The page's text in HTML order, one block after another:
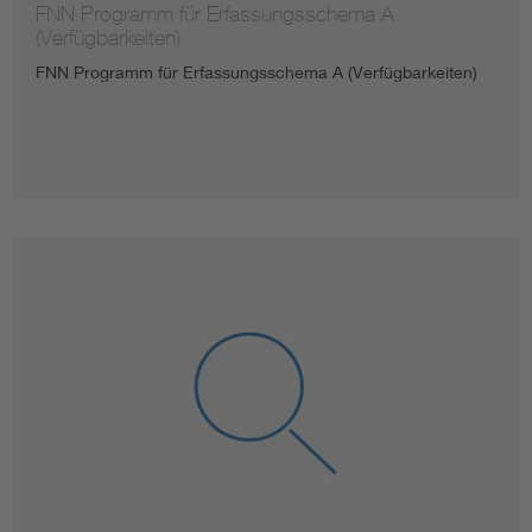
FNN Programm für Erfassungsschema A
(Verfügbarkeiten)
FNN Programm für Erfassungsschema A (Verfügbarkeiten)